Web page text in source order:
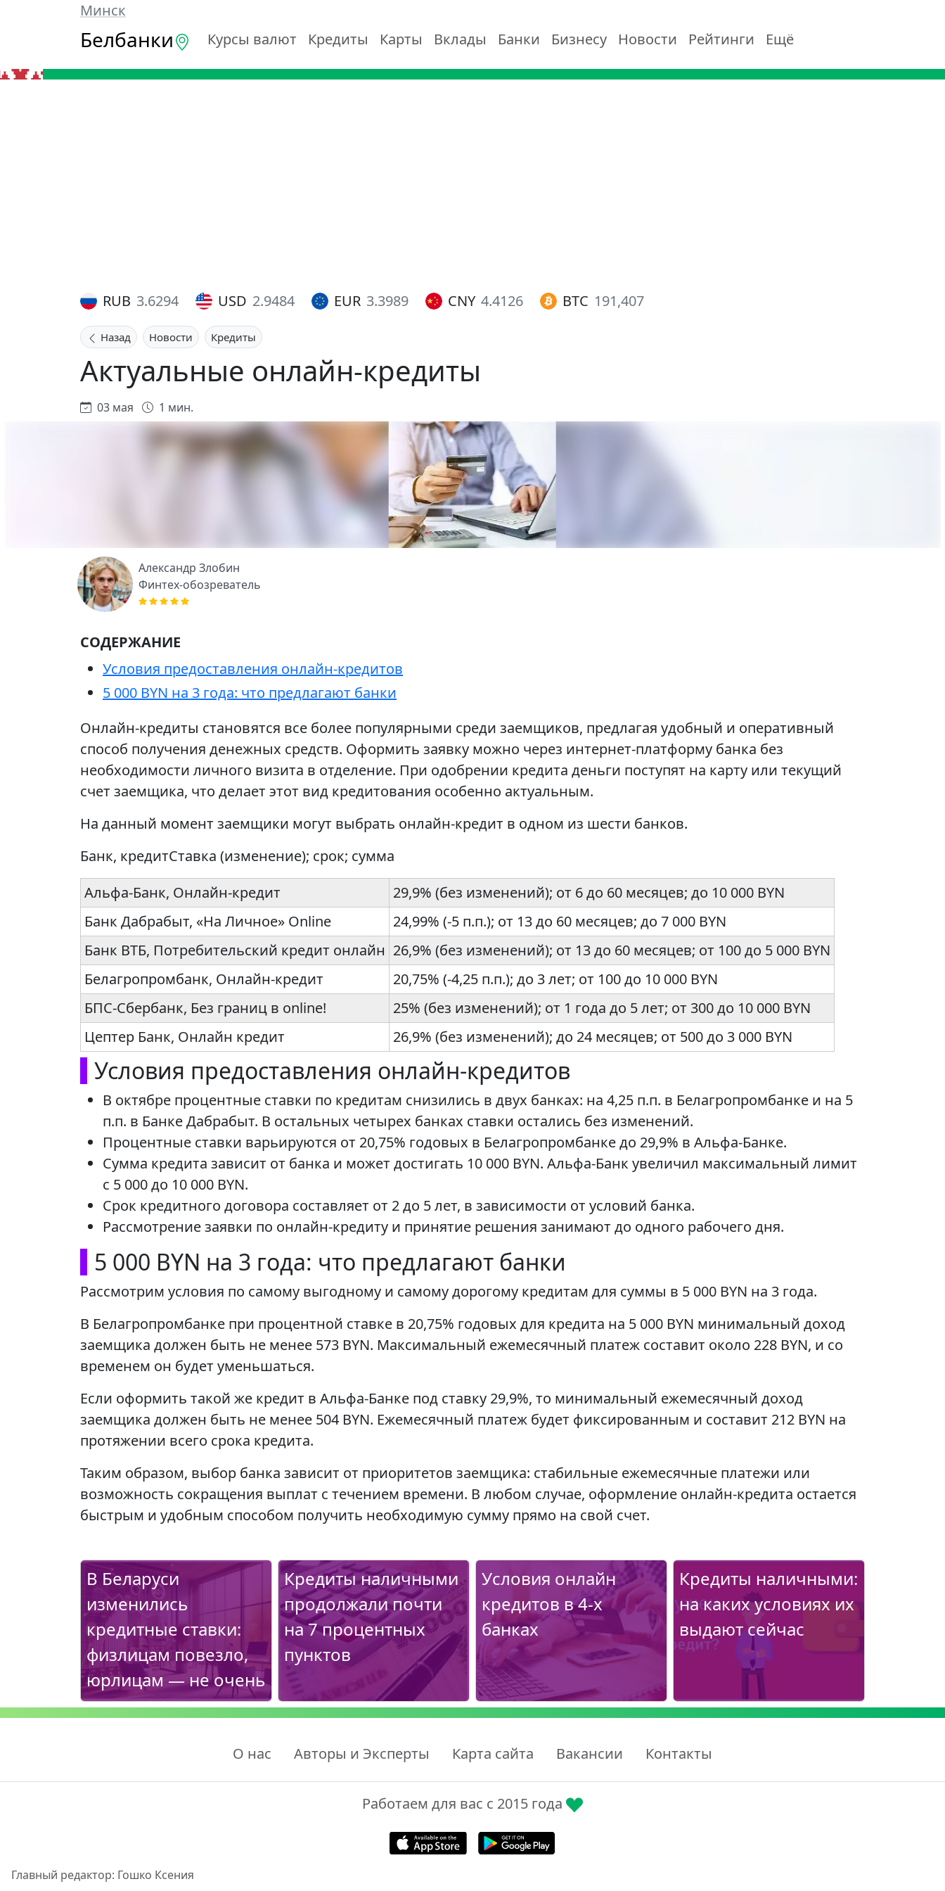
Минск
Белбанки Курсы валют Кредиты Карты Вклады Банки Бизнесу Новости Рейтинги Ещё
RUB 3.6294 USD 2.9484 EUR 3.3989 CNY 4.4126 BTC 191,407
Назад Новости Кредиты
Актуальные онлайн-кредиты
03 мая 1 мин.
Александр Злобин
Финтех-обозреватель
СОДЕРЖАНИЕ
Условия предоставления онлайн-кредитов
5 000 BYN на 3 года: что предлагают банки
Онлайн-кредиты становятся все более популярными среди заемщиков, предлагая удобный и оперативный
способ получения денежных средств. Оформить заявку можно через интернет-платформу банка без
необходимости личного визита в отделение. При одобрении кредита деньги поступят на карту или текущий
счет заемщика, что делает этот вид кредитования особенно актуальным.
На данный момент заемщики могут выбрать онлайн-кредит в одном из шести банков.
Банк, кредитСтавка (изменение); срок; сумма
Альфа-Банк, Онлайн-кредит
29,9% (без изменений); от 6 до 60 месяцев; до 10 000 BYN
Банк Дабрабыт, «На Личное» Online
24,99% (-5 п.п.); от 13 до 60 месяцев; до 7 000 BYN
Банк ВТБ, Потребительский кредит онлайн 26,9% (без изменений); от 13 до 60 месяцев; от 100 до 5 000 BYN
Белагропромбанк, Онлайн-кредит
20,75% (-4,25 п.п.); до 3 лет; от 100 до 10 000 BYN
БПС-Сбербанк, Без границ в online!
25% (без изменений); от 1 года до 5 лет; от 300 до 10 000 BYN
Цептер Банк, Онлайн кредит
26,9% (без изменений); до 24 месяцев; от 500 до 3 000 BYN
Условия предоставления онлайн-кредитов
В октябре процентные ставки по кредитам снизились в двух банках: на 4,25 п.п. в Белагропромбанке и на 5
п.п. в Банке Дабрабыт. В остальных четырех банках ставки остались без изменений.
Процентные ставки варьируются от 20,75% годовых в Белагропромбанке до 29,9% в Альфа-Банке.
Сумма кредита зависит от банка и может достигать 10 000 BYN. Альфа-Банк увеличил максимальный лимит
с 5 000 до 10 000 BYN.
Срок кредитного договора составляет от 2 до 5 лет, в зависимости от условий банка.
Рассмотрение заявки по онлайн-кредиту и принятие решения занимают до одного рабочего дня.
5 000 BYN на 3 года: что предлагают банки
Рассмотрим условия по самому выгодному и самому дорогому кредитам для суммы в 5 000 BYN на 3 года.
В Белагропромбанке при процентной ставке в 20,75% годовых для кредита на 5 000 BYN минимальный доход
заемщика должен быть не менее 573 BYN. Максимальный ежемесячный платеж составит около 228 BYN, и со
временем он будет уменьшаться.
Если оформить такой же кредит в Альфа-Банке под ставку 29,9%, то минимальный ежемесячный доход
заемщика должен быть не менее 504 BYN. Ежемесячный платеж будет фиксированным и составит 212 BYN на
протяжении всего срока кредита.
Таким образом, выбор банка зависит от приоритетов заемщика: стабильные ежемесячные платежи или
возможность сокращения выплат с течением времени. В любом случае, оформление онлайн-кредита остается
быстрым и удобным способом получить необходимую сумму прямо на свой счет.
В Беларуси
изменились
кредитные ставки:
физлицам повезло,
юрлицам — не очень
Кредиты наличными
продолжали почти
на 7 процентных
пунктов
Условия онлайн
кредитов в 4-х
банках
Кредиты наличными:
на каких условиях их
выдают сейчас
О нас Авторы и Эксперты Карта сайта Вакансии Контакты
Работаем для вас с 2015 года
Главный редактор: Гошко Ксения